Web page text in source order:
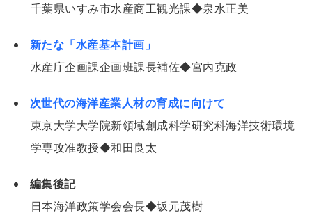
千葉県いすみ市水産商工観光課◆泉水正美
新たな「水産基本計画」
水産庁企画課企画班課長補佐◆宮内克政
次世代の海洋産業人材の育成に向けて
東京大学大学院新領域創成科学研究科海洋技術環境
学専攻准教授◆和田良太
編集後記
日本海洋政策学会会長◆坂元茂樹